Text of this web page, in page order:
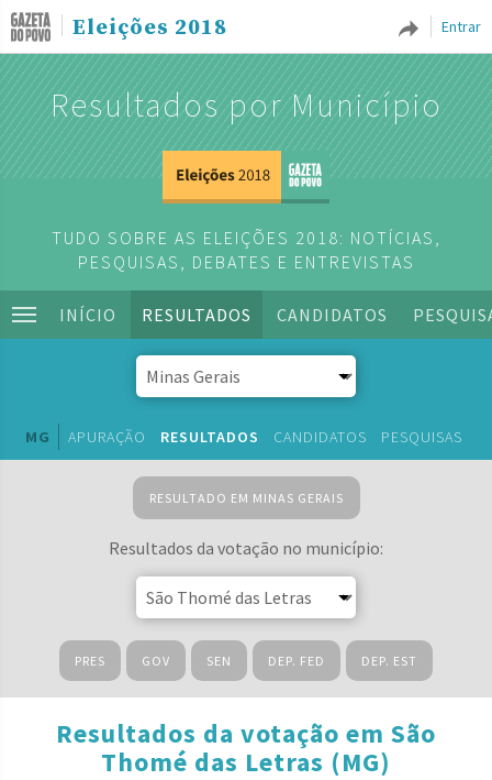
Entrar
Eleições 2018
Resultados por Município
TUDO SOBRE AS ELEIÇÕES 2018: NOTÍCIAS,
PESQUISAS, DEBATES E ENTREVISTAS
INÍCIO RESULTADOS CANDIDATOS
MG APURAÇÃO RESULTADOS CANDIDATOS PESQUISAS
RESULTADO EM MINAS GERAIS
Resultados da votação no município:
PRES GOV SEN DEP. FED DEP. EST
Resultados da votação em São
Thomé das Letras (MG)